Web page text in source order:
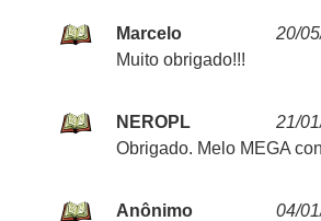
Marcelo
20/
Muito obrigado!!!
NEROPL
21/
Obrigado. Melo MEGA
Anônimo
04/